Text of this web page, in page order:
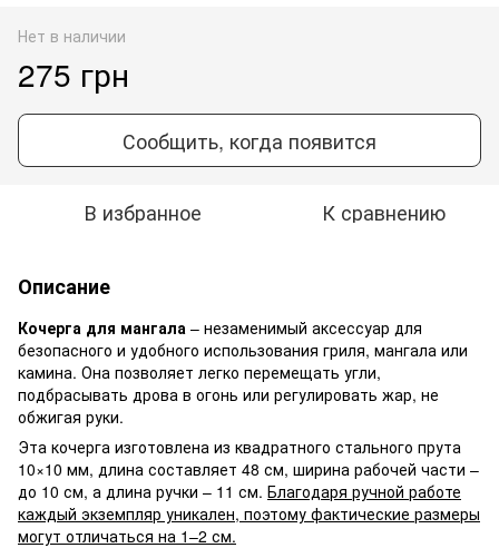
Нет в наличии
275 грн
Сообщить, когда появится
В избранное К сравнению
Описание
Кочерга для мангала – незаменимый аксессуар для
безопасного и удобного использования гриля, мангала или
камина. Она позволяет легко перемещать угли,
подбрасывать дрова в огонь или регулировать жар, не
обжигая руки.
Эта кочерга изготовлена из квадратного стального прута
10×10 мм, длина составляет 48 см, ширина рабочей части –
до 10 см, а длина ручки – 11 см. Благодаря ручной работе
каждый экземпляр уникален, поэтому фактические размеры
могут отличаться на 1–2 см.